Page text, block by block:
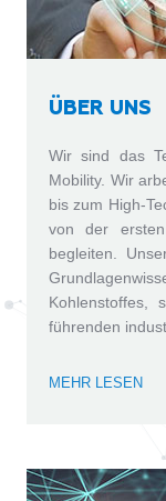
ÜBER UNS
Wir sind das
Mobility. Wir
bis zum High-
von der
begleiten.
Kohlenstoffes,
führenden
MEHR LESEN